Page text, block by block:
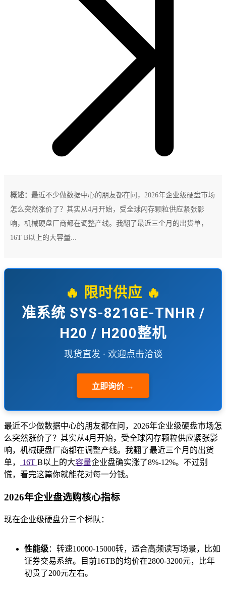
概述： 最近不少做数据中心的朋友都在问，2026年企业级硬盘市场
怎么突然涨价了？其实从4月开始，受全球闪存颗粒供应紧张影
响，机械硬盘厂商都在调整产线。我翻了最近三个月的出货单，
16T B以上的大容量...
🔥 限时供应 🔥
准系统 SYS-821GE-TNHR /
H20 / H200整机
现货直发 · 欢迎点击洽谈
立即询价 →
最近不少做数据中心的朋友都在问，2026年企业级硬盘市场怎
么突然涨价了？其实从4月开始，受全球闪存颗粒供应紧张影
响，机械硬盘厂商都在调整产线。我翻了最近三个月的出货
单，
16T B以上的大容量企业盘确实涨了8%-12%。不过别
慌，看完这篇你就能花对每一分钱。
2026年企业盘选购核心指标
现在企业级硬盘分三个梯队：
性能级：转速10000-15000转，适合高频读写场景，比如
证券交易系统。目前16TB的均价在2800-3200元，比年
初贵了200元左右。